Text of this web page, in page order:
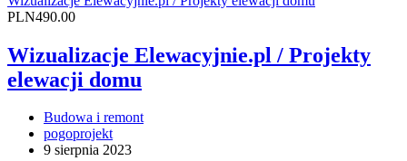
PLN490.00
Wizualizacje Elewacyjnie.pl / Projekty
elewacji domu
Budowa i remont
pogoprojekt
9 sierpnia 2023